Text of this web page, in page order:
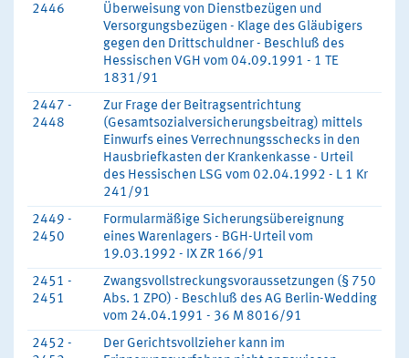
2446
Überweisung von Dienstbezügen und
Versorgungsbezügen - Klage des Gläubigers
gegen den Drittschuldner - Beschluß des
Hessischen VGH vom 04.09.1991 - 1 TE
1831/91
2447 -
2448
Zur Frage der Beitragsentrichtung
(Gesamtsozialversicherungsbeitrag) mittels
Einwurfs eines Verrechnungsschecks in den
Hausbriefkasten der Krankenkasse - Urteil
des Hessischen LSG vom 02.04.1992 - L 1 Kr
241/91
2449 -
2450
Formularmäßige Sicherungsübereignung
eines Warenlagers - BGH-Urteil vom
19.03.1992 - IX ZR 166/91
2451 -
2451
Zwangsvollstreckungsvoraussetzungen (§ 750
Abs. 1 ZPO) - Beschluß des AG Berlin-Wedding
vom 24.04.1991 - 36 M 8016/91
2452 -
Der Gerichtsvollzieher kann im